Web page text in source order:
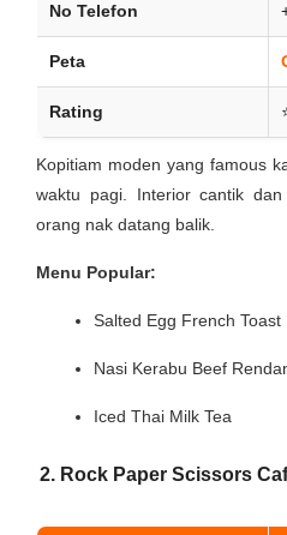
No Telefon
Peta
Rating
Kopitiam moden yang famous
waktu pagi. Interior cantik
orang nak datang balik.
Menu Popular:
Salted Egg French Toast
Nasi Kerabu Beef
Iced Thai Milk Tea
2. Rock Paper Scissors